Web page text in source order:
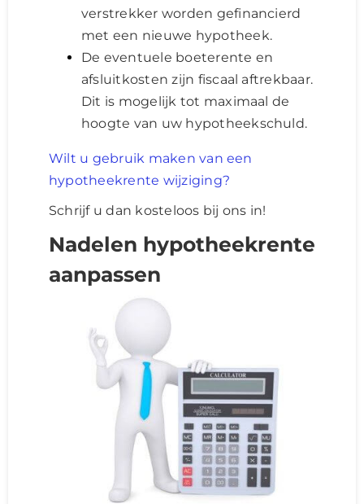
verstrekker worden gefinancierd
met een nieuwe hypotheek.
De eventuele boeterente en
afsluitkosten zijn fiscaal aftrekbaar.
Dit is mogelijk tot maximaal de
hoogte van uw hypotheekschuld.
Wilt u gebruik maken van een
hypotheekrente wijziging?
Schrijf u dan kosteloos bij ons in!
Nadelen hypotheekrente
aanpassen